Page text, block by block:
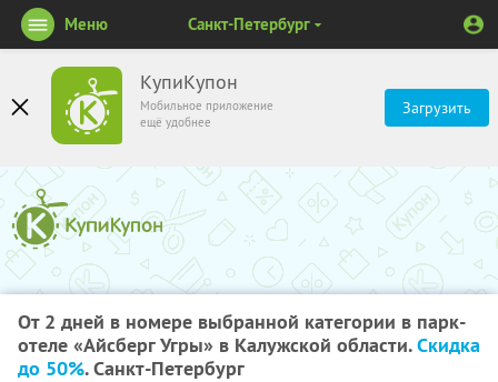
КупиКупон
Мобильное приложение
ещё удобнее
Загрузить
Меню Санкт-Петербург
От 2 дней в номере выбранной категории в парк-
отеле «Айсберг Угры» в Калужской области.Скидка
до 50%. Санкт-Петербург